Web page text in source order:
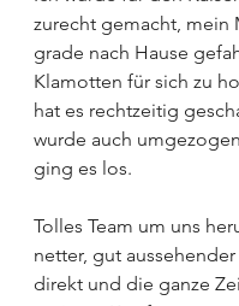
zurecht gemacht, mein
grade nach Hause
Klamotten für sich zu
hat es rechtzeitig
wurde auch
ging es los.
Tolles Team um uns
netter, gut
direkt und die ganze